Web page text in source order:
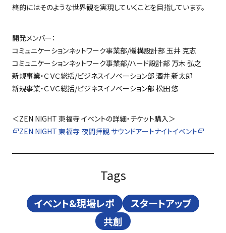
終的にはそのような世界観を実現していくことを目指しています。
開発メンバー：
コミュニケーションネットワーク事業部/機構設計部 玉井 克志
コミュニケーションネットワーク事業部/ハード設計部 万木 弘之
新規事業・ＣＶＣ総括/ビジネスイノベーション部 酒井 新太郎
新規事業・ＣＶＣ総括/ビジネスイノベーション部 松田 悠
＜ZEN NIGHT 東福寺 イベントの詳細・チケット購入＞
ZEN NIGHT 東福寺 夜間拝観 サウンドアートナイトイベント
Tags
イベント&現場レポ
スタートアップ
共創